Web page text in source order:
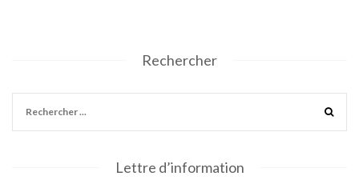
Rechercher
Lettre d’information